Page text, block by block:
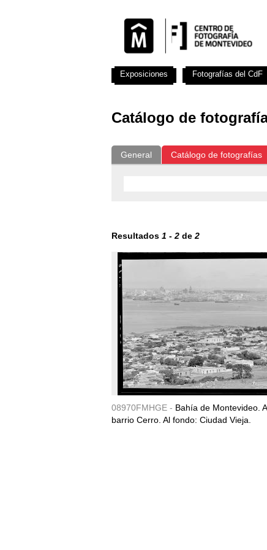
Catálogo de
General Catálogo de fotografías
Resultados 1 - 2 de 2
08970FMHGE - Bahía de Montevideo.
barrio Cerro. Al fondo: Ciudad Vieja.
Exposiciones Fotografías del CdF